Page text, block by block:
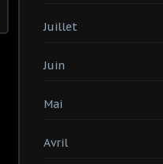
Juillet
Juin
Mai
Avril